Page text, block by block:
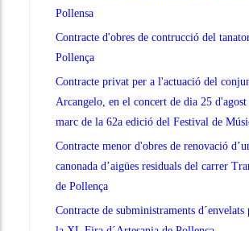
Pollensa
Contracte d'obres de contrucció del
Pollença
Contracte privat per a l'actuació del
Arcangelo, en el concert de dia 25 d'agost
marc de la 62a edició del Festival de
Contracte menor d'obres de renovació
canonada d’aigües residuals del carrer
de Pollença
Contracte de subministraments